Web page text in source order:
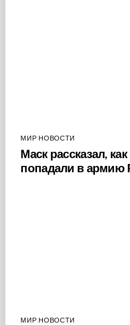
МИР НОВОСТИ
Маск рассказал,
попадали в армию
МИР НОВОСТИ